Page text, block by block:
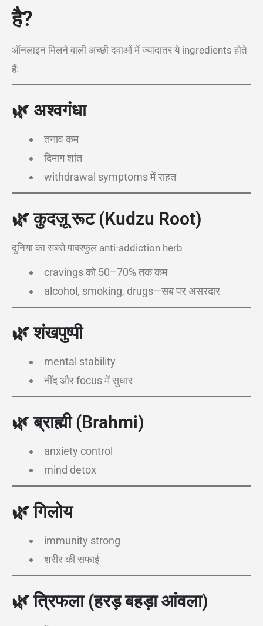
है?
ऑनलाइन मिलने वाली अच्छी दवाओं में ज्यादातर ये ingredients होते
हैं:
🌿 अश्वगंधा
तनाव कम
दिमाग शांत
withdrawal symptoms में राहत
🌿कुदज़ू रूट (Kudzu Root)
दुनिया का सबसे पावरफुल anti-addiction herb
cravings को 50–70% तक कम
alcohol, smoking, drugs—सब पर असरदार
🌿शंखपुष्पी
mental stability
नींद और focus में सुधार
🌿ब्राह्मी (Brahmi)
anxiety control
mind detox
🌿गिलोय
immunity strong
शरीर की सफाई
🌿त्रिफला (हरड़ बहड़ा आंवला)